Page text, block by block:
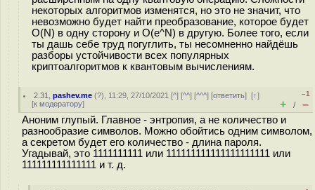
некоторых алгоритмов изменятся, но это не значит, что
невозможно будет найти преобразование, которое будет
О(N) в одну сторону и О(e^N) в другую. Более того, если
ты дашь себе труд погуглить, ты несомненно найдёшь
разборы устойчивости всех популярных
криптоалгоритмов к квантовым вычислениям.
2.31 ,pashev.me (?), 11:29, 27/10/2021 [^] [^^] [^^^] [ответить][↑]
[к модератору]
–1
+ / –
Аноним глупый. Главное - энтропия, а не количество и
разнообразие символов. Можно обойтись одним символом,
а секретом будет его количество - длина пароля.
Угадывай, это 1111111111 или 111111111111111111111 или
111111111111111 и т. д.